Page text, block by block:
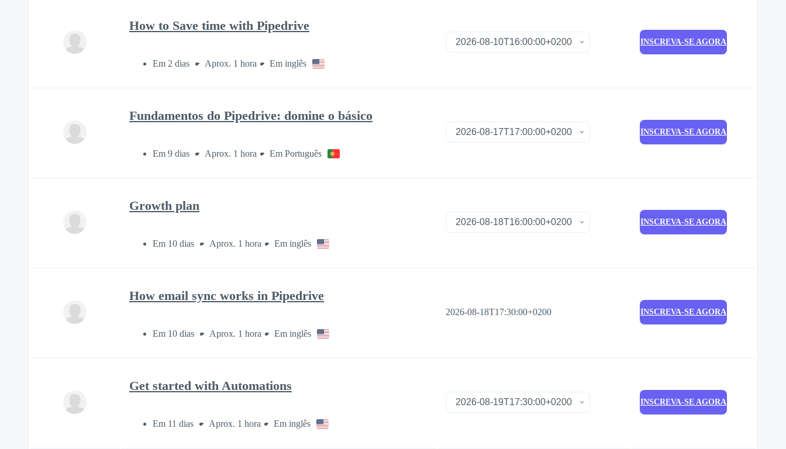
How to Save time with Pipedrive
Em 2 dias Aprox. 1 hora Em inglês
INSCREVA-SE AGORA
Fundamentos do Pipedrive: domine o básico
Em 9 dias Aprox. 1 hora Em Português
INSCREVA-SE AGORA
Growth plan
Em 10 dias Aprox. 1 hora Em inglês
INSCREVA-SE AGORA
How email sync works in Pipedrive
Em 10 dias Aprox. 1 hora Em inglês
2026-08-18T17:30:00+0200 INSCREVA-SE AGORA
Get started with Automations
Em 11 dias Aprox. 1 hora Em inglês
INSCREVA-SE AGORA